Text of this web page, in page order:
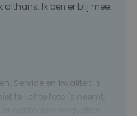
Ik ben er blij mee.
Service en kwaliteit is